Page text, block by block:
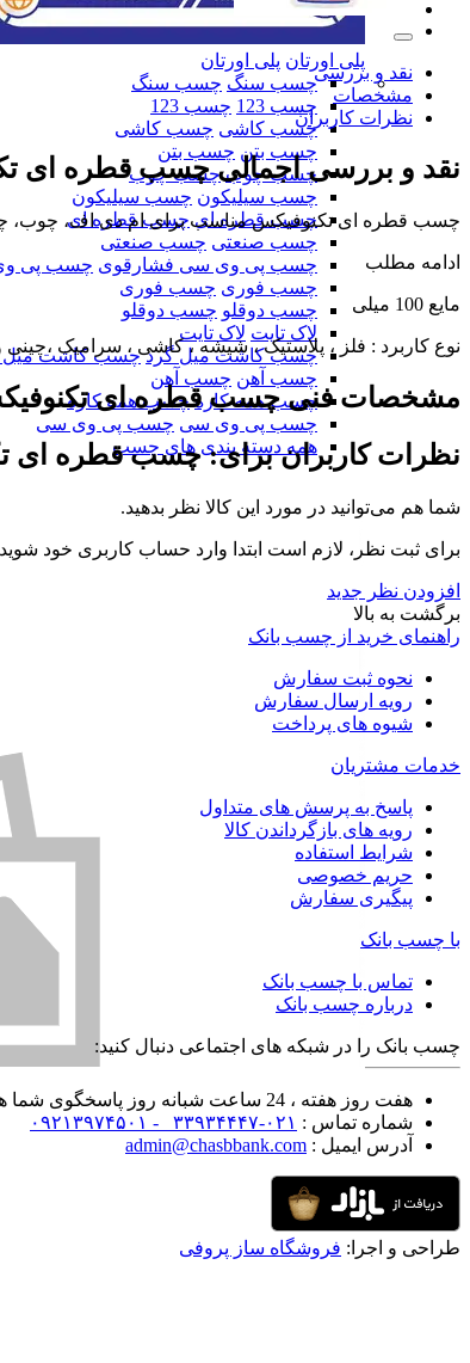
پلی اورتان پلی اورتان
چسب سنگ چسب سنگ
چسب 123
چسب 123
چسب کاشی چسب کاشی
چسب بتن چسب بتن
چسب چوب چسب چوب
چسب سیلیکون چسب سیلیکون
چسب قطره ای چسب قطره ای
چسب صنعتی چسب صنعتی
چسب پی وی سی فشارقوی چسب پی
چسب فوری چسب فوری
چسب دوقلو چسب دوقلو
لاک تایت لاک تایت
چسب کاشت میل گرد چسب کاشت میل
چسب آهن چسب آهن
چسب همه کاره چسب همه کاره
چسب پی وی سی چسب پی وی سی
همه دسته بندی های چسب
نقد و بررسی
مشخصات
نظرات کاربران
نقد و بررسی اجمالیچسب قطره ای
چسب قطره ای تکنوفیکس مناسب برای ام دی اف، چوب،
ادامه مطلب
مایع 100 میلی
نوع کاربرد : فلز ، پلاستیک ، شیشه ، کاشی ، سرامیک
مشخصات فنیچسب قطره ای تکنوفیکس
نظرات کاربران برای:چسب قطره ای
شما هم می‌توانید در مورد این کالا نظر بدهید.
برای ثبت نظر، لازم است ابتدا وارد حساب کاربری خود
افزودن نظر جدید
برگشت به بالا
راهنمای خرید از چسب بانک
نحوه ثبت سفارش
رویه ارسال سفارش
شیوه های پرداخت
خدمات مشتریان
پاسخ به پرسش های متداول
رویه های بازگرداندن کالا
شرایط استفاده
حریم خصوصی
پیگیری سفارش
با چسب بانک
تماس با چسب بانک
درباره چسب بانک
چسب بانک را در شبکه های اجتماعی دنبال کنید:
هفت روز هفته ، 24 ساعت شبانه روز پاسخگوی شما هستیم
شماره تماس : ۰۲۱-۳۳۹۳۴۴۴۷ -
۰۹۲۱۳۹۷۴۵۰۱
آدرس ایمیل : admin@chasbbank.com
طراحی و اجرا: فروشگاه ساز پروفی